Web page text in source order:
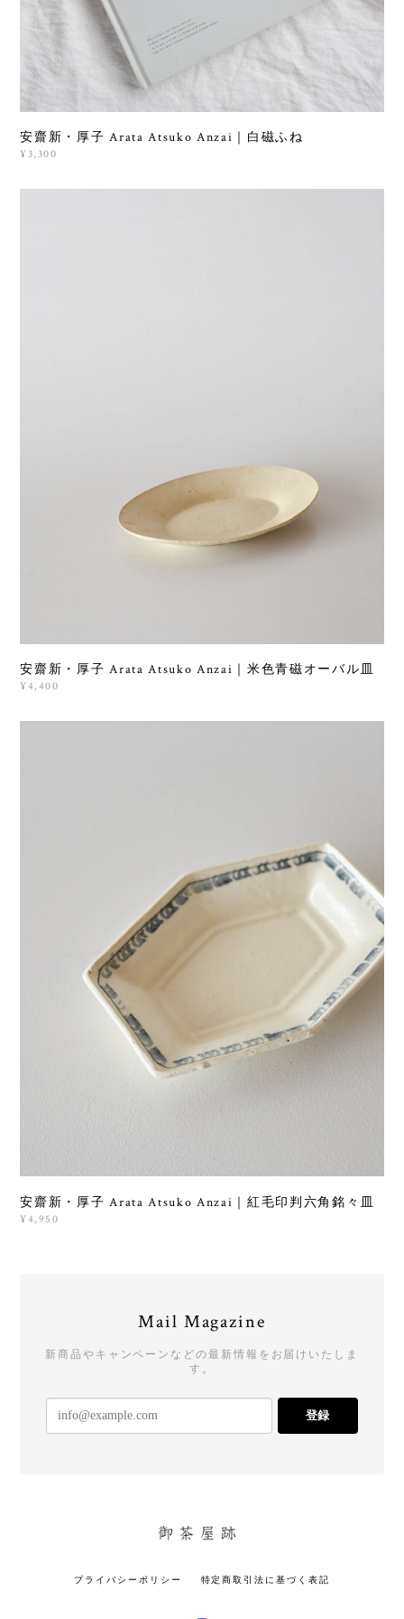
安齋新・厚子 Arata Atsuko Anzai｜白磁ふね
¥3,300
安齋新・厚子 Arata Atsuko Anzai｜米色青磁オーバル皿
¥4,400
安齋新・厚子 Arata Atsuko Anzai｜紅毛印判六角銘々皿
¥4,950
Mail Magazine
新商品やキャンペーンなどの最新情報をお届けいたしま
す。
登録
プライバシーポリシー 特定商取引法に基づく表記